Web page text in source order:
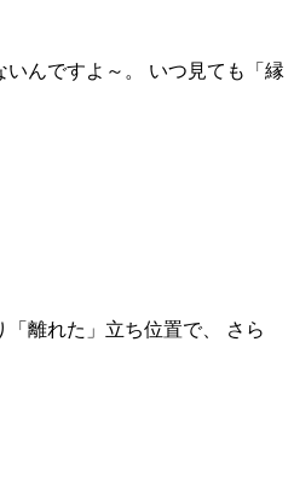
んですよ～。 いつ見ても「縁
離れた」立ち位置で、 さら